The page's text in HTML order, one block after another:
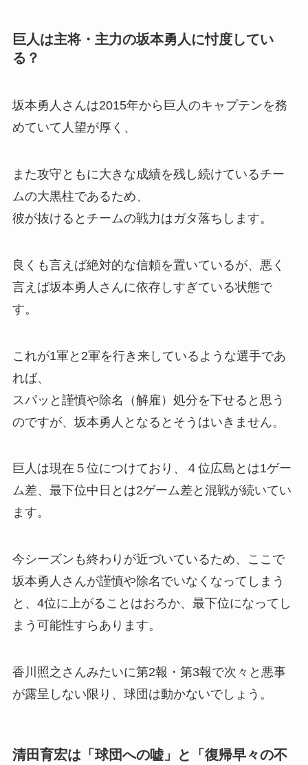
巨人は主将・主力の坂本勇人に忖度してい
る？
坂本勇人さんは2015年から巨人のキャプテンを務
めていて人望が厚く、
また攻守ともに大きな成績を残し続けているチー
ムの大黒柱であるため、
彼が抜けるとチームの戦力はガタ落ちします。
良くも言えば絶対的な信頼を置いているが、悪く
言えば坂本勇人さんに依存しすぎている状態で
す。
これが1軍と2軍を行き来しているような選手であ
れば、
スパッと謹慎や除名（解雇）処分を下せると思う
のですが、坂本勇人となるとそうはいきません。
巨人は現在５位につけており、４位広島とは1ゲー
ム差、最下位中日とは2ゲーム差と混戦が続いてい
ます。
今シーズンも終わりが近づいているため、ここで
坂本勇人さんが謹慎や除名でいなくなってしまう
と、4位に上がることはおろか、最下位になってし
まう可能性すらあります。
香川照之さんみたいに第2報・第3報で次々と悪事
が露呈しない限り、球団は動かないでしょう。
清田育宏は「球団への嘘」と「復帰早々の不